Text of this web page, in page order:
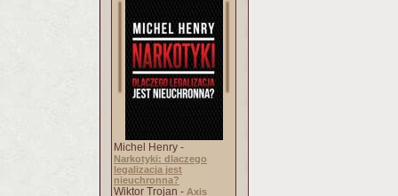
Michel Henry -
Narkotyki: dlaczego
legalizacja jest
nieuchronna?
Wiktor Trojan - Axis